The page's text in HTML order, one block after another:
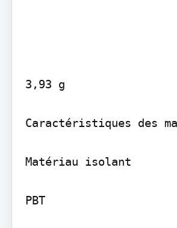
3,93 g
Caractéristiques des
Matériau isolant
PBT